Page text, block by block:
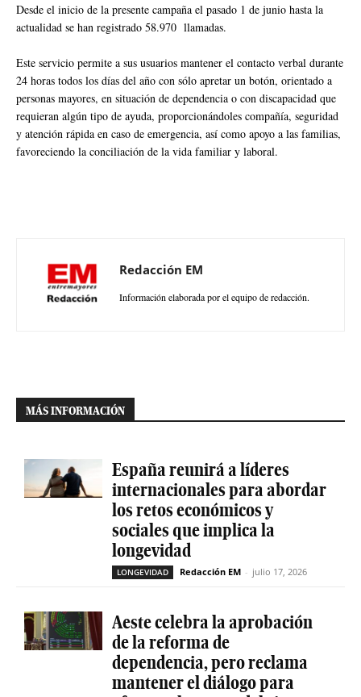
Desde el inicio de la presente campaña el pasado 1 de junio hasta la
actualidad se han registrado 58.970 llamadas.
Este servicio permite a sus usuarios mantener el contacto verbal durante
24 horas todos los días del año con sólo apretar un botón, orientado a
personas mayores, en situación de dependencia o con discapacidad que
requieran algún tipo de ayuda, proporcionándoles compañía, seguridad
y atención rápida en caso de emergencia, así como apoyo a las familias,
favoreciendo la conciliación de la vida familiar y laboral.
Redacción EM
Información elaborada por el equipo de redacción.
MÁS INFORMACIÓN
España reunirá a líderes
internacionales para abordar
los retos económicos y
sociales que implica la
longevidad
LONGEVIDAD Redacción EM - julio 17, 2026
Aeste celebra la aprobación
de la reforma de
dependencia, pero reclama
mantener el diálogo para